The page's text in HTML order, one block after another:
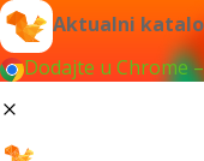
Aktualni
Dodajte u Chrome